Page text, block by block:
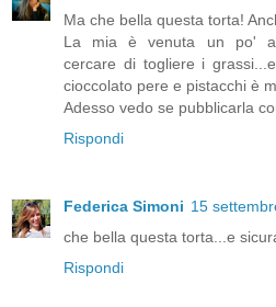
Ma che bella questa torta!
La mia è venuta un po'
cercare di togliere i
cioccolato pere e pistacchi è
Adesso vedo se pubblicarla
Rispondi
Federica Simoni 15
che bella questa torta...e
Rispondi